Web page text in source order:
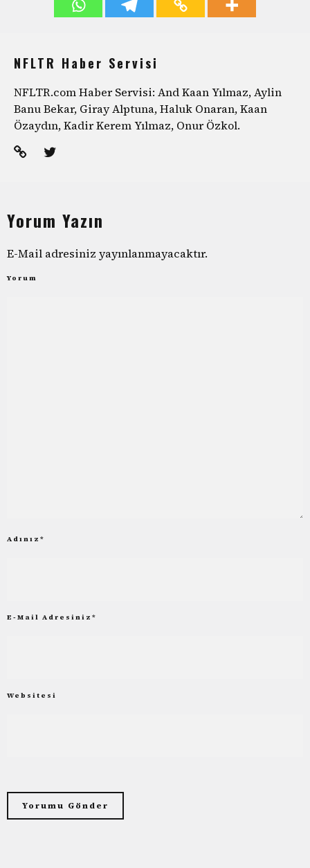
NFLTR Haber Servisi
NFLTR.com Haber Servisi: And Kaan Yılmaz, Aylin
Banu Bekar, Giray Alptuna, Haluk Onaran, Kaan
Özaydın, Kadir Kerem Yılmaz, Onur Özkol.
Yorum Yazın
E-Mail adresiniz yayınlanmayacaktır.
Yorum
Adınız *
E-Mail Adresiniz *
Websitesi